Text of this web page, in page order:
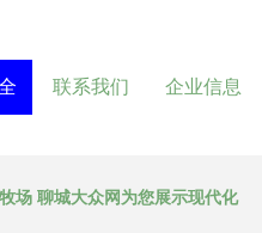
联系我们 企业信息
场 聊城大众网为您展示现代化